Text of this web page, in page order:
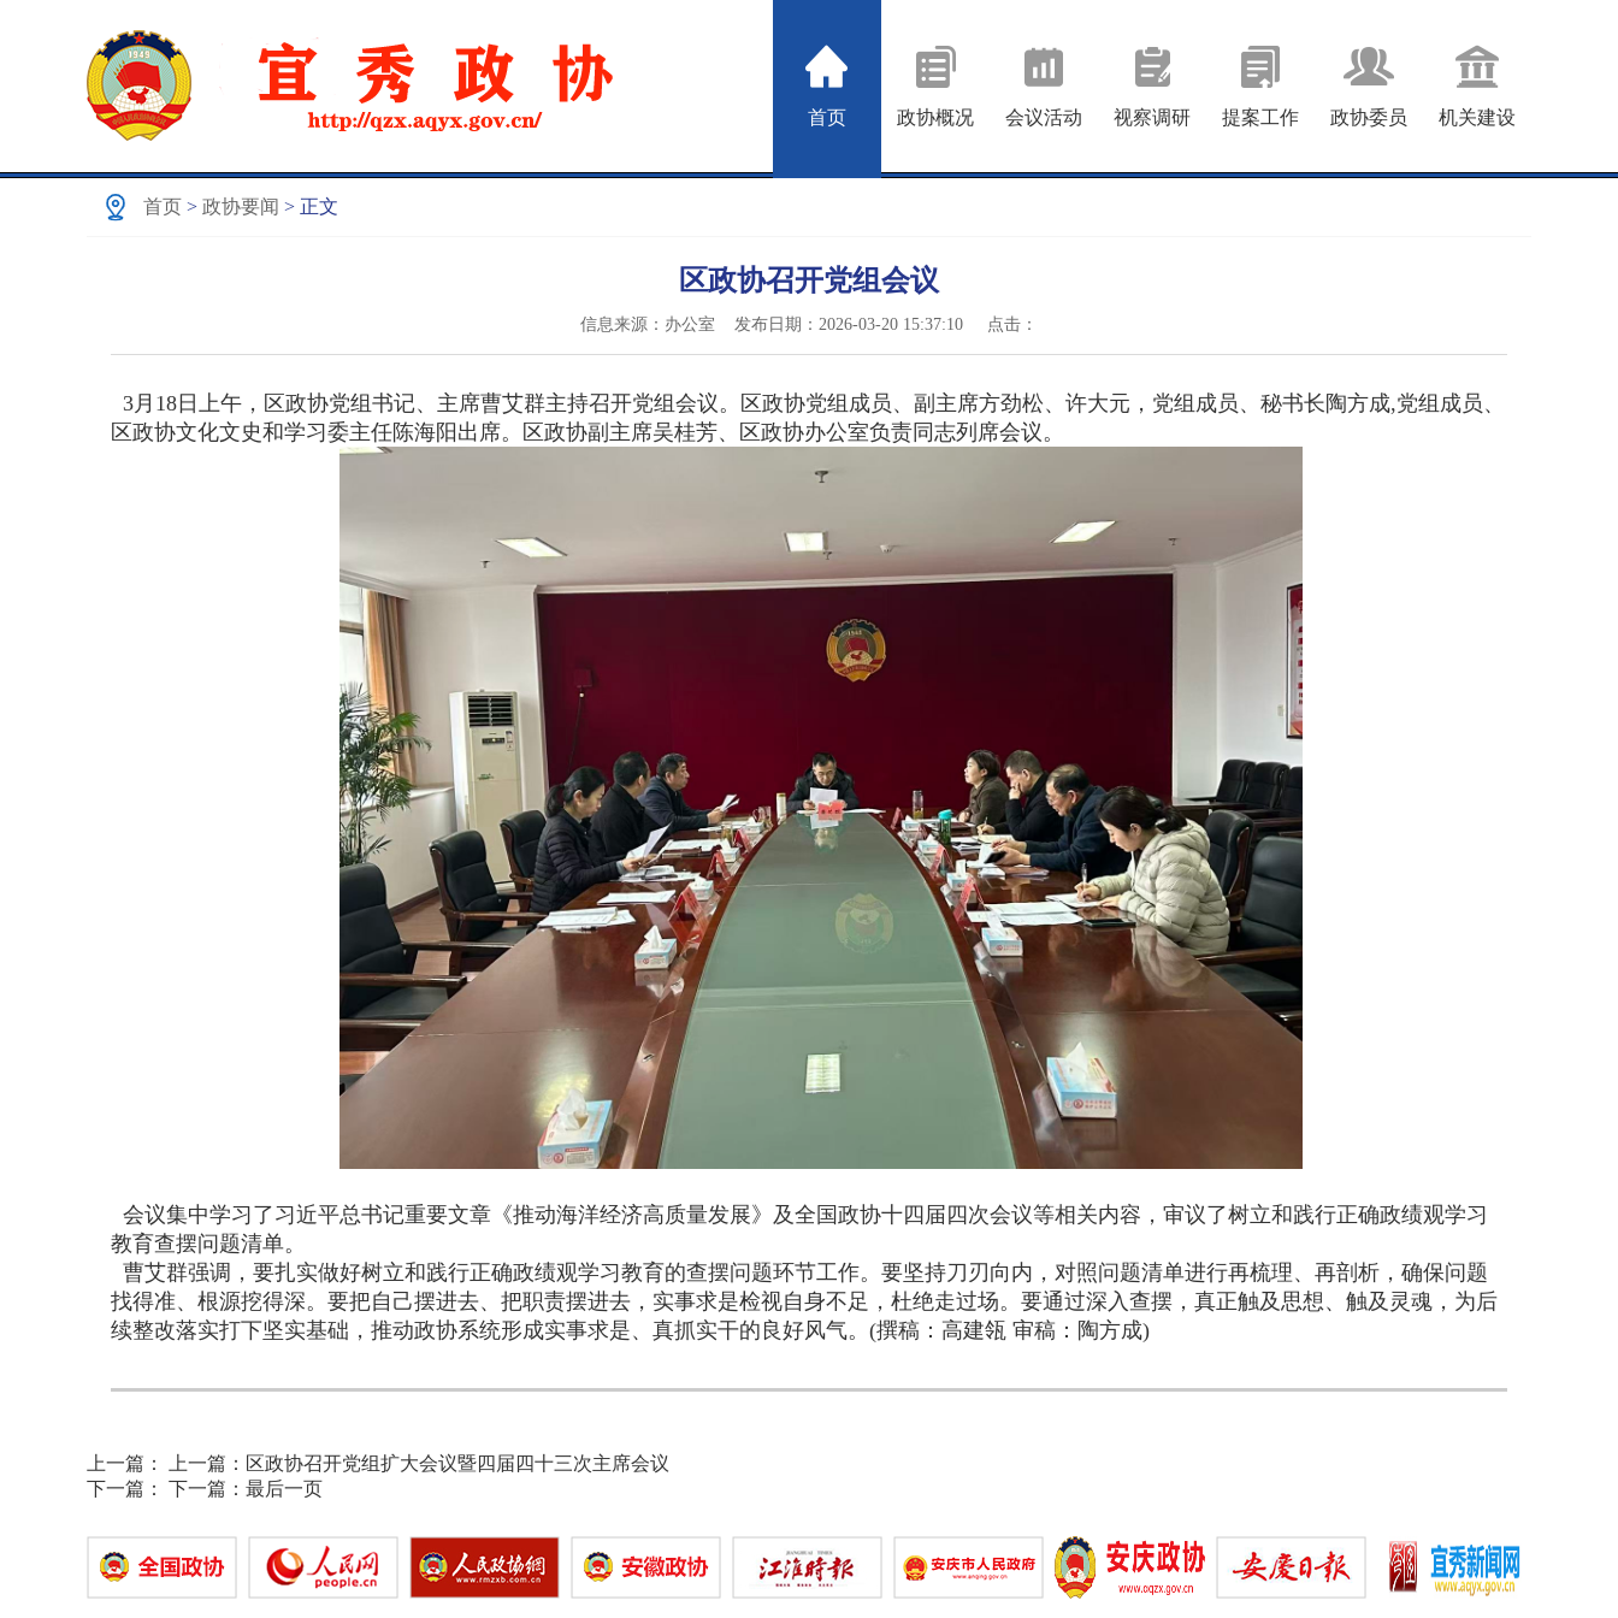
首页 政协概况 会议活动 视察调研 提案工作 政协委员 机关建设
首页 > 政协要闻 > 正文
区政协召开党组会议
信息来源：办公室 发布日期：2026-03-20 15:37:10 点击：
3月18日上午，区政协党组书记、主席曹艾群主持召开党组会议。区政协党组成员、副主席方劲松、许大元，党组成员、秘书长陶方成,党组成员、
区政协文化文史和学习委主任陈海阳出席。区政协副主席吴桂芳、区政协办公室负责同志列席会议。
会议集中学习了习近平总书记重要文章《推动海洋经济高质量发展》及全国政协十四届四次会议等相关内容，审议了树立和践行正确政绩观学习
教育查摆问题清单。
曹艾群强调，要扎实做好树立和践行正确政绩观学习教育的查摆问题环节工作。要坚持刀刃向内，对照问题清单进行再梳理、再剖析，确保问题
找得准、根源挖得深。要把自己摆进去、把职责摆进去，实事求是检视自身不足，杜绝走过场。要通过深入查摆，真正触及思想、触及灵魂，为后
续整改落实打下坚实基础，推动政协系统形成实事求是、真抓实干的良好风气。(撰稿：高建瓴 审稿：陶方成)
上一篇： 上一篇： 区政协召开党组扩大会议暨四届四十三次主席会议
下一篇： 下一篇： 最后一页